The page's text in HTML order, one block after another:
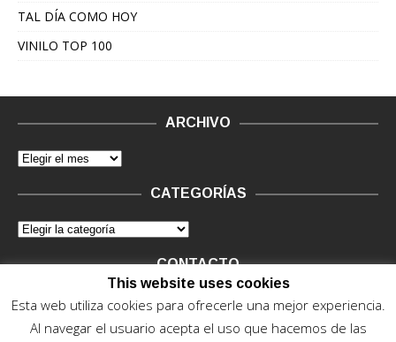
TAL DÍA COMO HOY
VINILO TOP 100
ARCHIVO
CATEGORÍAS
CONTACTO
Vinilo Negro.Consultas de anunciantes y Legal, en vinilo at
This website uses cookies
Esta web utiliza cookies para ofrecerle una mejor experiencia.
Al navegar el usuario acepta el uso que hacemos de las